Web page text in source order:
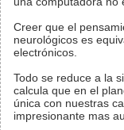
Creer que el
neurológicos es
electrónicos.
Todo se reduce a la
calcula que en el
única con nuestras
impresionante mas